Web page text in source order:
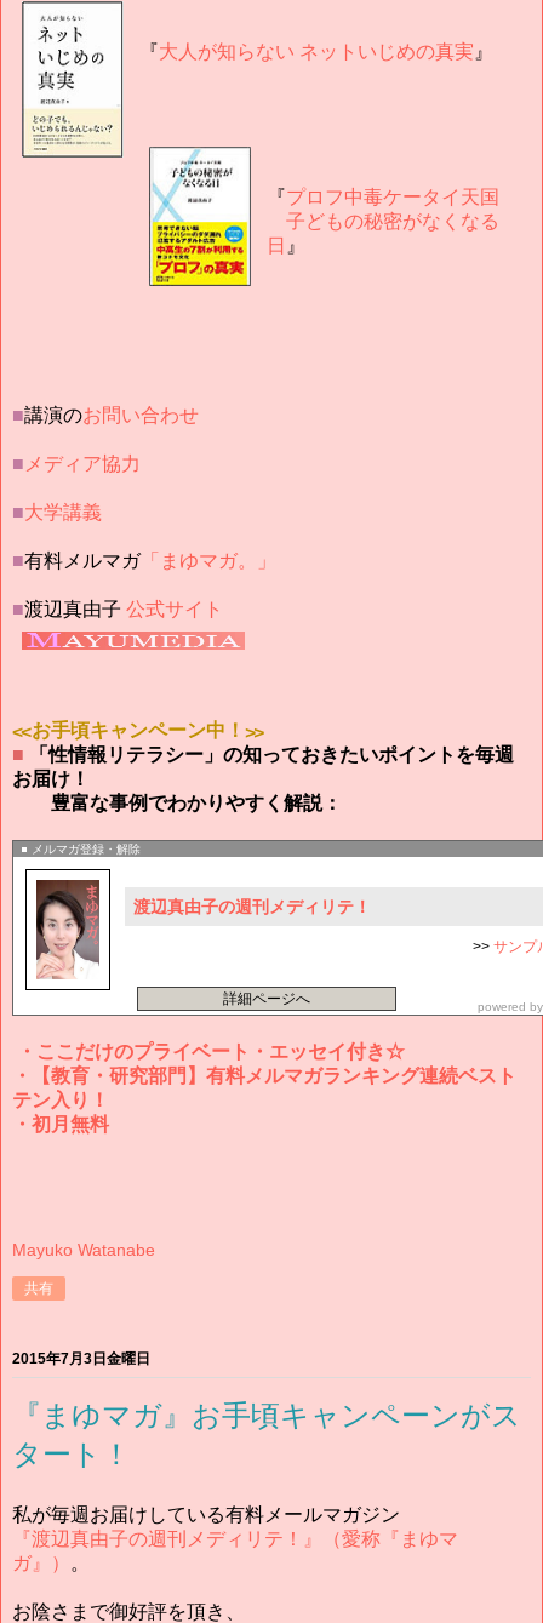
『大人が知らない ネットいじめの真実 』
『プロフ中毒ケータイ天国
子どもの秘密がなくなる
日 』
■講演のお問い合わせ
■ メディア協力
■大学講義
■有料メルマガ「まゆマガ。」
■渡辺真由子 公式サイト
≪お手頃キャンペーン中！≫
■ 「性情報リテラシー」の知っておきたいポイントを毎週
お届け！
豊富な事例でわかりやすく解説：
メルマガ登録・解除
渡辺真由子の週刊メディリテ！
>> サンプ
詳細ページへ powered
・ここだけのプライベート・エッセイ付き☆
・【教育・研究部門】有料メルマガランキング連続ベスト
テン入り！
・初月無料
Mayuko Watanabe
共有
2015年7月3日金曜日
『まゆマガ』お手頃キャンペーンがス
タート！
私が毎週お届けしている有料メールマガジン
『渡辺真由子の週刊メディリテ！』（愛称『まゆマ
ガ』）
。
お陰さまで御好評を頂き、